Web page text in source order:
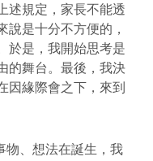
述規定，家長不能透
說是十分不方便的，
於是，我開始思考是
的舞台。最後，我決
因緣際會之下，來到
物、想法在誕生，我